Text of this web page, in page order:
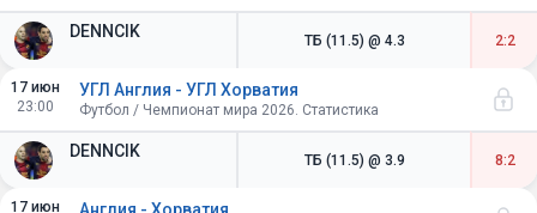
DENNCIK ТБ (11.5) @ 4.3 2:2
17 июн
23:00
DENNCIK
УГЛ Англия - УГЛ Хорватия
Футбол / Чемпионат мира 2026. Статистика
ТБ (11.5) @ 3.9 8:2
17 июн